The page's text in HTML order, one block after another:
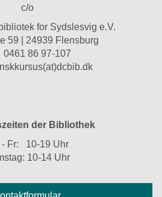
c/o
for Sydslesvig e.V.
59 | 24939 Flensburg
0461 86 97-107
der Bibliothek
- Fr: 10-19 Uhr
10-14 Uhr